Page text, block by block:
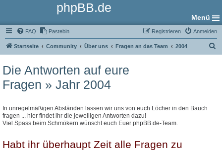
phpBB.de
Menü
FAQ Pastebin Anmelden
Registrieren
Startseite Community Über uns Fragen an das Team 2004
Die Antworten auf eure
Fragen » Jahr 2004
In unregelmäßigen Abständen lassen wir uns von euch Löcher in den Bauch
fragen ... hier findet ihr die jeweiligen Antworten dazu!
Viel Spass beim Schmökern wünscht euch Euer phpBB.de-Team.
Habt ihr überhaupt Zeit alle Fragen zu